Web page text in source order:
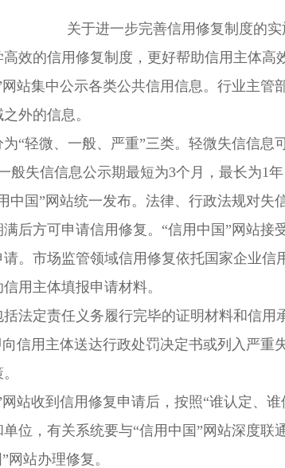
关于进一步完善信用修复制度的实
效的信用修复制度，更好帮助信用主体高
站集中公示各类公共信用信息。行业主
外的信息。
“轻微、一般、严重”三类。轻微失信信
般失信信息公示期最短为3个月，最长为1
国”网站统一发布。法律、行政法规对失
后方可申请信用修复。“信用中国”网站
。市场监管领域信用修复依托国家企业
用主体填报申请材料。
法定责任义务履行完毕的证明材料和信
信用主体送达行政处罚决定书或列入严重
站收到信用修复申请后，按照“谁认定、
位，有关系统要与“信用中国”网站深度联
站办理修复。